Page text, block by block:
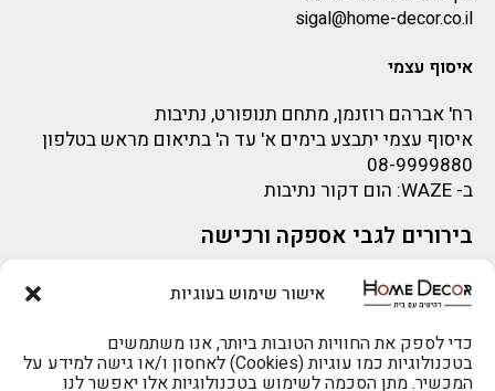
אישור שימוש בעוגיות
כדי לספק את החוויות הטובות ביותר, אנו משתמשים
בטכנולוגיות כמו עוגיות (Cookies) לאחסון ו/או גישה למידע על
המכשיר. מתן הסכמה לשימוש בטכנולוגיות אלו יאפשר לנו
sigal@home-decor.co.il
איסוף עצמי
רח' אברהם רוזנמן, מתחם תנופורט, נתיבות
איסוף עצמי יתבצע בימים א' עד ה' בתיאום מראש בטלפון
08-9999880
ב- WAZE: הום דקור נתיבות
בירורים לגבי אספקה ורכישה
בירור לגבי אספקה -ניתן לפנות למייל:
sigal@home-decor.co.il
פניות לפני רכישה – ניתן לפנות למייל: omer@home-
decor.co.il